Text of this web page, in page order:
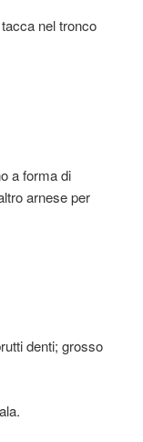
nel tronco
a forma di
arnese per
denti; grosso